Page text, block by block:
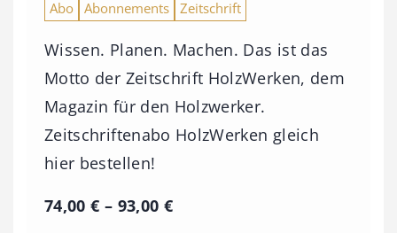
Abo Abonnements Zeitschrift
Wissen. Planen. Machen. Das ist das
Motto der Zeitschrift HolzWerken, dem
Magazin für den Holzwerker.
Zeitschriftenabo HolzWerken gleich
hier bestellen!
74,00€ – 93,00 €P